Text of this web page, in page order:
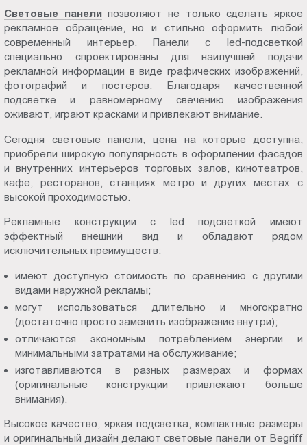
Световые панелипозволяют не только сделать яркое
рекламное обращение, но и стильно оформить любой
современный интерьер. Панели с led-подсветкой
специально спроектированы для наилучшей подачи
рекламной информации в виде графических изображений,
фотографий и постеров. Благодаря качественной
подсветке и равномерному свечению изображения
оживают, играют красками и привлекают внимание.
Сегодня световые панели, цена на которые доступна,
приобрели широкую популярность в оформлении фасадов
и внутренних интерьеров торговых залов, кинотеатров,
кафе, ресторанов, станциях метро и других местах с
высокой проходимостью.
Рекламные конструкции с led подсветкой имеют
эффектный внешний вид и обладают рядом
исключительных преимуществ:
имеют доступную стоимость по сравнению с другими
видами наружной рекламы;
могут использоваться длительно и многократно
(достаточно просто заменить изображение внутри);
отличаются экономным потреблением энергии и
минимальными затратами на обслуживание;
изготавливаются в разных размерах и формах
(оригинальные конструкции привлекают больше
внимания).
Высокое качество, яркая подсветка, компактные размеры
и оригинальный дизайн делают световые панели от Begriff
Пт.:
9.00-
18.00
Сб.,
Вс.:
выходной